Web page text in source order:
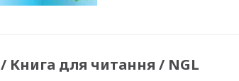
Книга для читання / NGL